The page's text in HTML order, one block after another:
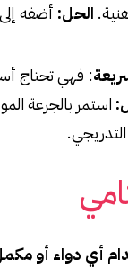
الحل: أضفه
: فهي تحتاج
استمر بالجرعة
أي دواء أو